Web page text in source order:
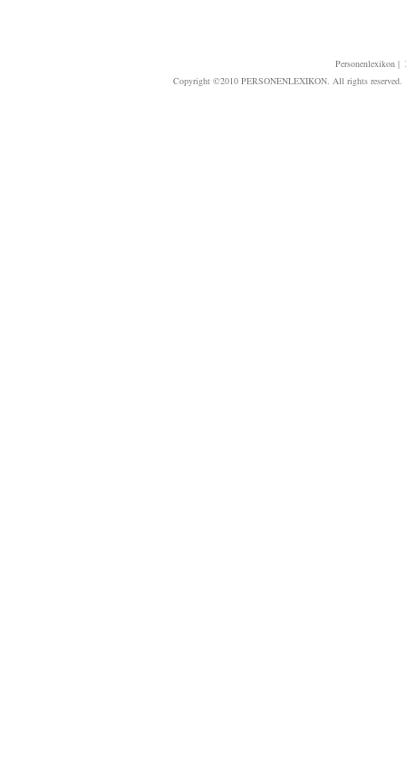
Personenlexikon|
Copyright ©2010 PERSONENLEXIKON. All rights